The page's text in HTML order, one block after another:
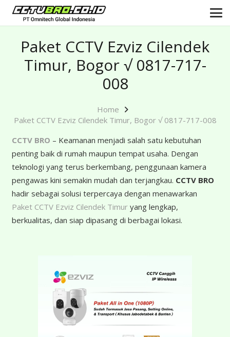
Paket CCTV Ezviz Cilendek
Timur, Bogor √ 0817-717-
008
Home
Paket CCTV Ezviz Cilendek Timur, Bogor √ 0817-717-008
CCTV BRO – Keamanan menjadi salah satu kebutuhan
penting baik di rumah maupun tempat usaha. Dengan
teknologi yang terus berkembang, penggunaan kamera
pengawas kini semakin mudah dan terjangkau. CCTV BRO
hadir sebagai solusi terpercaya dengan menawarkan
Paket CCTV Ezviz Cilendek Timuryang lengkap,
berkualitas, dan siap dipasang di berbagai lokasi.